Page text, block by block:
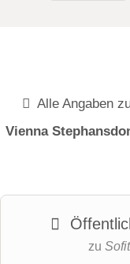
Alle Angaben
Vienna
zu